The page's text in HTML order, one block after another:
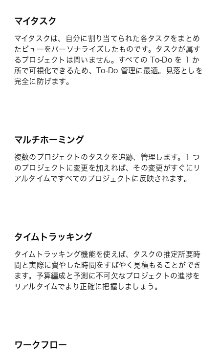
マイタスク
マイタスクは、自分に割り当てられた各タスクをまとめ
たビューをパーソナライズしたものです。タスクが属す
るプロジェクトは問いません。すべての To-Do を 1 か
所で可視化できるため、To-Do 管理に最適。見落としを
完全に防げます。
マルチホーミング
複数のプロジェクトのタスクを追跡、管理します。1 つ
のプロジェクトに変更を加えれば、その変更がすぐにリ
アルタイムですべてのプロジェクトに反映されます。
タイムトラッキング
タイムトラッキング機能を使えば、タスクの推定所要時
間と実際に費やした時間をすばやく見積もることができ
ます。予算編成と予測に不可欠なプロジェクトの進捗を
リアルタイムでより正確に把握しましょう。
ワークフロー